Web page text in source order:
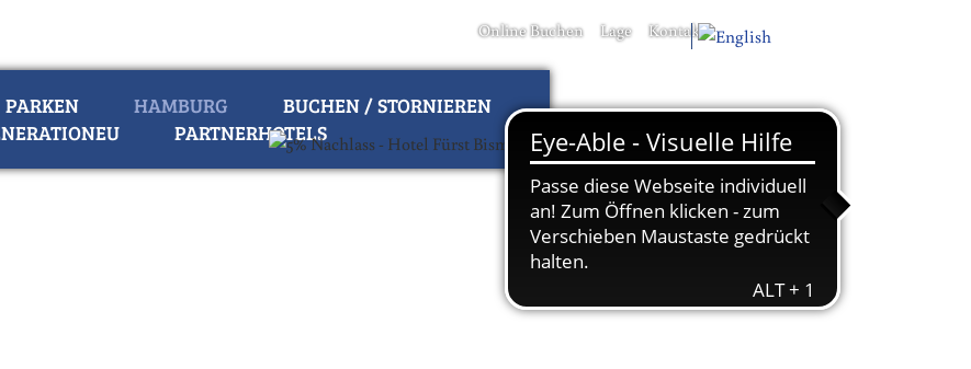
Online Buchen Lage Kontakt
PARKEN HAMBURG
BUCHEN / STORNIEREN
PARTNERHOTELS